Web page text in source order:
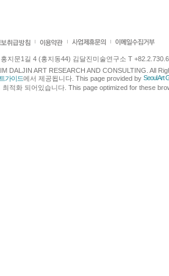
지문1길 4 (홍지동44) 김달진미술연구소 T
DALJIN ART RESEARCH AND CONSULTING. All
가이드에서 제공됩니다. This page provided by Seoul Art
최적화 되어있습니다. This page optimized for these